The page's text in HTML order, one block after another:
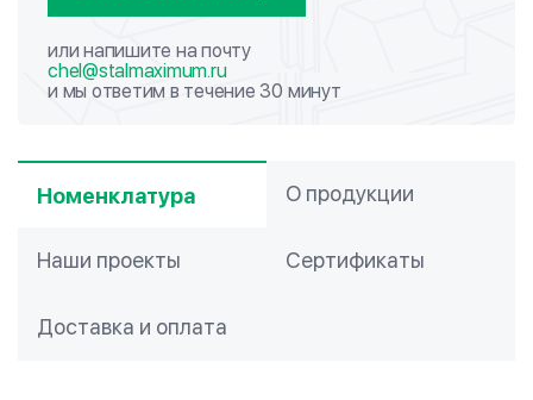
или напишите на почту
chel@stalmaximum.ru
и мы ответим в течение 30 минут
Номенклатура О продукции
Наши проекты Сертификаты
Доставка и оплата